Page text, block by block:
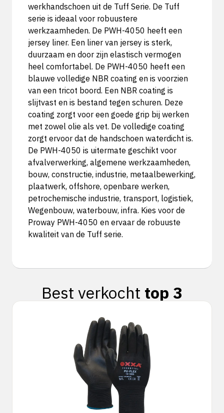
werkhandschoen uit de Tuff Serie. De Tuff
serie is ideaal voor robuustere
werkzaamheden. De PWH-4050 heeft een
jersey liner. Een liner van jersey is sterk,
duurzaam en door zijn elastisch vermogen
heel comfortabel. De PWH-4050 heeft een
blauwe volledige NBR coating en is voorzien
van een tricot boord. Een NBR coating is
slijtvast en is bestand tegen schuren. Deze
coating zorgt voor een goede grip bij werken
met zowel olie als vet. De volledige coating
zorgt ervoor dat de handschoen waterdicht is.
De PWH-4050 is uitermate geschikt voor
afvalverwerking, algemene werkzaamheden,
bouw, constructie, industrie, metaalbewerking,
plaatwerk, offshore, openbare werken,
petrochemische industrie, transport, logistiek,
Wegenbouw, waterbouw, infra. Kies voor de
Proway PWH-4050 en ervaar de robuuste
kwaliteit van de Tuff serie.
Best verkocht top 3